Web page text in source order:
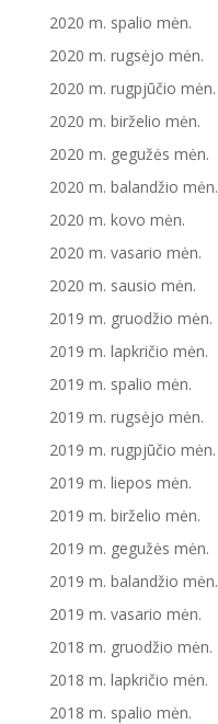
2020 m. spalio mėn.
2020 m. rugsėjo mėn.
2020 m. rugpjūčio mėn.
2020 m. birželio mėn.
2020 m. gegužės mėn.
2020 m. balandžio mėn.
2020 m. kovo mėn.
2020 m. vasario mėn.
2020 m. sausio mėn.
2019 m. gruodžio mėn.
2019 m. lapkričio mėn.
2019 m. spalio mėn.
2019 m. rugsėjo mėn.
2019 m. rugpjūčio mėn.
2019 m. liepos mėn.
2019 m. birželio mėn.
2019 m. gegužės mėn.
2019 m. balandžio mėn.
2019 m. vasario mėn.
2018 m. gruodžio mėn.
2018 m. lapkričio mėn.
2018 m. spalio mėn.